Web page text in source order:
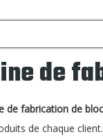
de
de fabrication de
de chaque